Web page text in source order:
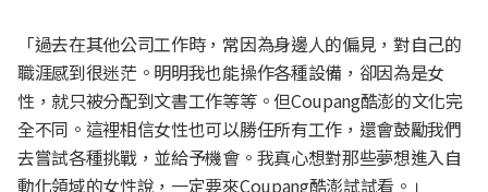
「過去在其他公司工作時，常因為身邊人的偏見，對自己的
職涯感到很迷茫。明明我也能操作各種設備，卻因為是女
性，就只被分配到文書工作等等。但Coupang酷澎的文化完
全不同。這裡相信女性也可以勝任所有工作，還會鼓勵我們
去嘗試各種挑戰，並給予機會。我真心想對那些夢想進入自
動化領域的女性說，一定要來Coupang酷澎試試看。」